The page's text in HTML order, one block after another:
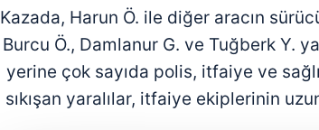
Kazada, Harun Ö. ile diğer aracın
Burcu Ö., Damlanur G. ve Tuğberk Y.
yerine çok sayıda polis, itfaiye ve
sıkışan yaralılar, itfaiye ekiplerinin